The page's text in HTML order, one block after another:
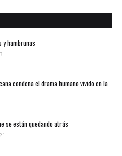
hambrunas
condena el drama humano vivido en la
se están quedando atrás